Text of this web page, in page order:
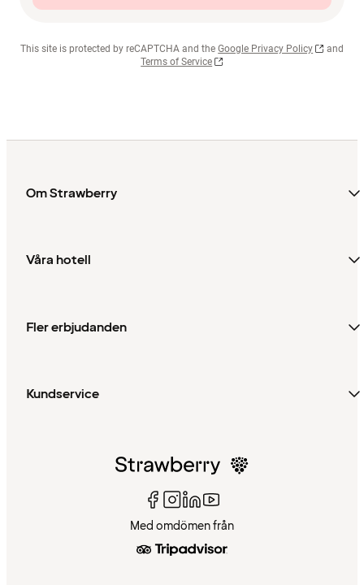
This site is protected by reCAPTCHA and the Google Privacy Policy
and
Terms of Service
Om Strawberry
Våra hotell
Fler erbjudanden
Kundservice
Med omdömen från